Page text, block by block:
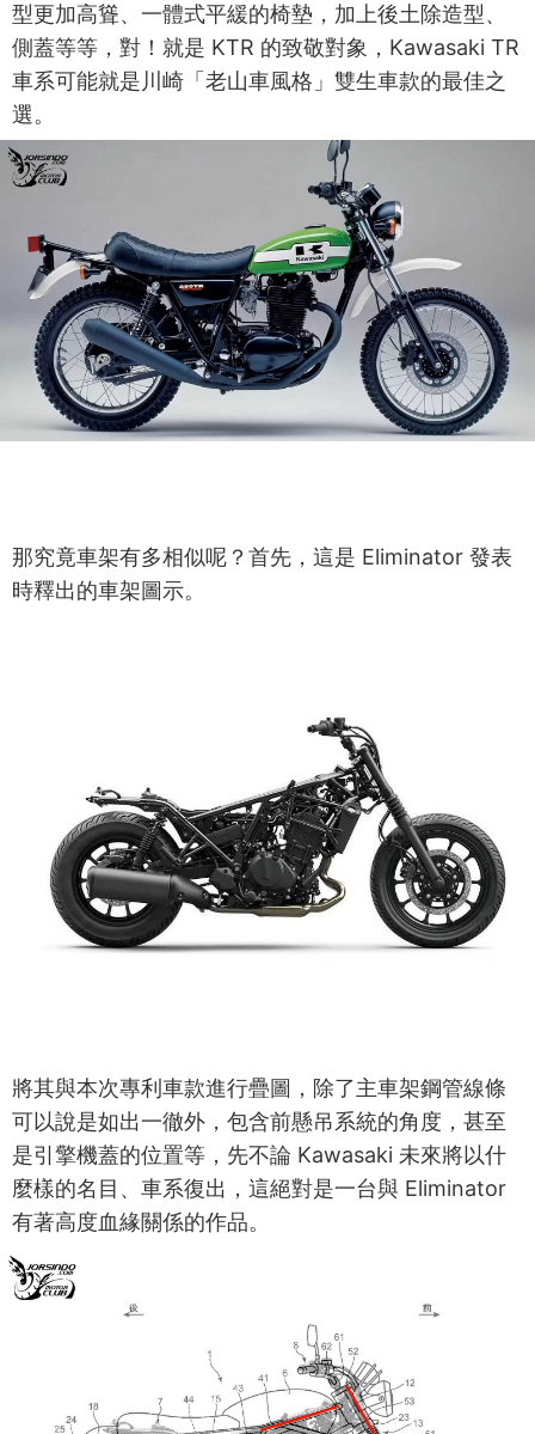
型更加高聳、一體式平緩的椅墊，加上後土除造型、
側蓋等等，對！就是 KTR 的致敬對象，Kawasaki TR
車系可能就是川崎「老山車風格」雙生車款的最佳之
選。
那究竟車架有多相似呢？首先，這是 Eliminator 發表
時釋出的車架圖示。
將其與本次專利車款進行疊圖，除了主車架鋼管線條
可以說是如出一徹外，包含前懸吊系統的角度，甚至
是引擎機蓋的位置等，先不論 Kawasaki 未來將以什
麼樣的名目、車系復出，這絕對是一台與 Eliminator
有著高度血緣關係的作品。